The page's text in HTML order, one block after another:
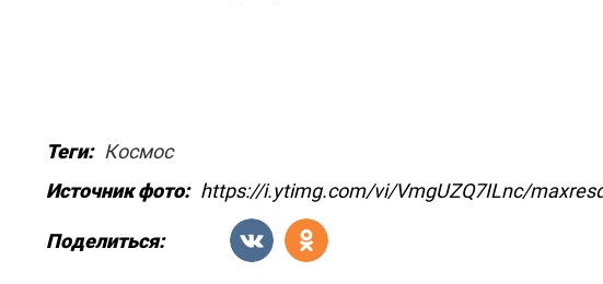
Теги: Космос
Источник фото: https://i.ytimg.com/vi/VmgUZQ7ILnc/
Поделиться: